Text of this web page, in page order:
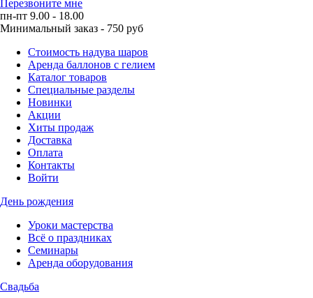
Перезвоните мне
пн-пт 9.00 - 18.00
Минимальный заказ - 750 руб
Стоимость надува шаров
Аренда баллонов с гелием
Каталог товаров
Специальные разделы
Новинки
Акции
Хиты продаж
Доставка
Оплата
Контакты
Войти
День рождения
Уроки мастерства
Всё о праздниках
Семинары
Аренда оборудования
Свадьба